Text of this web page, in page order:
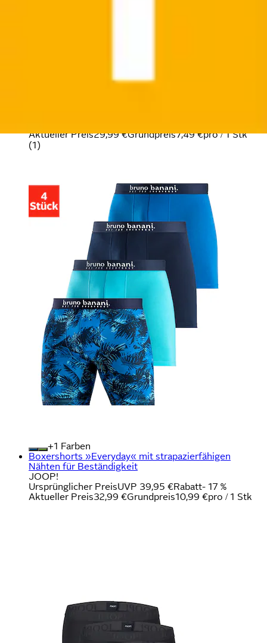
Aktueller Preis29,99 €Grundpreis7,49 €pro/1 Stk
(1)
+
Farben
Boxershorts »Everyday« mit strapazierfähigen
Nähten für Beständigkeit
JOOP!
Ursprünglicher PreisUVP 39,95 €Rabatt- 17 %
Aktueller Preis32,99 €Grundpreis10,99 €pro / 1 Stk